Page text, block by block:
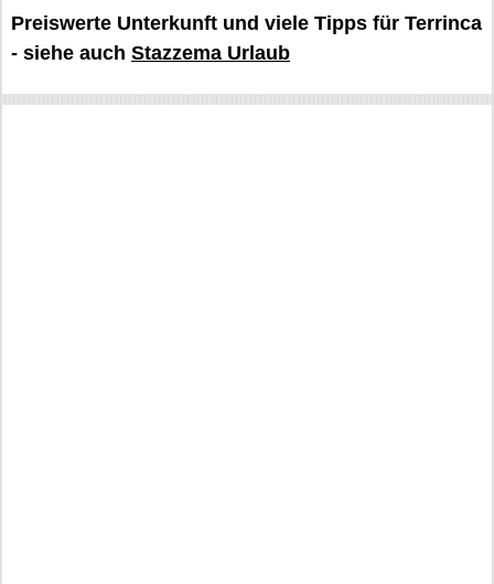
Preiswerte Unterkunft und viele Tipps für Terrinca
- siehe auch Stazzema Urlaub